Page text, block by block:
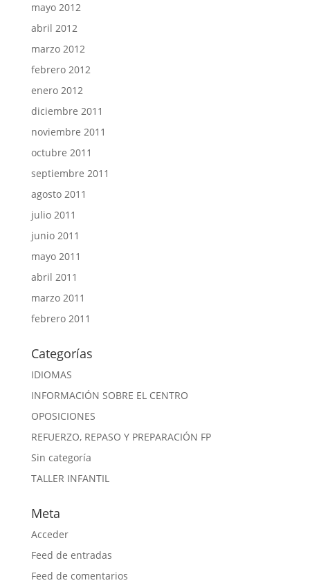
mayo 2012
abril 2012
marzo 2012
febrero 2012
enero 2012
diciembre 2011
noviembre 2011
octubre 2011
septiembre 2011
agosto 2011
julio 2011
junio 2011
mayo 2011
abril 2011
marzo 2011
febrero 2011
Categorías
IDIOMAS
INFORMACIÓN SOBRE EL CENTRO
OPOSICIONES
REFUERZO, REPASO Y PREPARACIÓN FP
Sin categoría
TALLER INFANTIL
Meta
Acceder
Feed de entradas
Feed de comentarios